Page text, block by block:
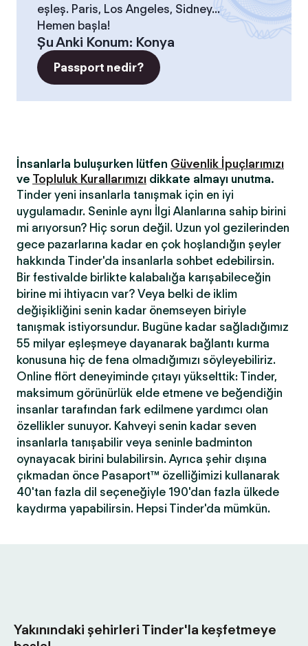
eşleş. Paris, Los Angeles, Sidney...
Hemen başla!
Şu Anki Konum: Konya
Passport nedir?
İnsanlarla buluşurken lütfen Güvenlik İpuçlarımızı
ve Topluluk Kurallarımızı dikkate almayı unutma.
Tinder yeni insanlarla tanışmak için en iyi
uygulamadır. Seninle aynı İlgi Alanlarına sahip birini
mi arıyorsun? Hiç sorun değil. Uzun yol gezilerinden
gece pazarlarına kadar en çok hoşlandığın şeyler
hakkında Tinder'da insanlarla sohbet edebilirsin.
Bir festivalde birlikte kalabalığa karışabileceğin
birine mi ihtiyacın var? Veya belki de iklim
değişikliğini senin kadar önemseyen biriyle
tanışmak istiyorsundur. Bugüne kadar sağladığımız
55 milyar eşleşmeye dayanarak bağlantı kurma
konusuna hiç de fena olmadığımızı söyleyebiliriz.
Online flört deneyiminde çıtayı yükselttik: Tinder,
maksimum görünürlük elde etmene ve beğendiğin
insanlar tarafından fark edilmene yardımcı olan
özellikler sunuyor. Kahveyi senin kadar seven
insanlarla tanışabilir veya seninle badminton
oynayacak birini bulabilirsin. Ayrıca şehir dışına
çıkmadan önce Pasaport™ özelliğimizi kullanarak
40'tan fazla dil seçeneğiyle 190'dan fazla ülkede
kaydırma yapabilirsin. Hepsi Tinder'da mümkün.
Yakınındaki şehirleri Tinder'la keşfetmeye